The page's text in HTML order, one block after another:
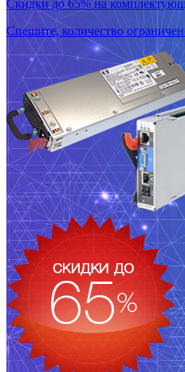
Скидки до 65% на
Спешите, количество